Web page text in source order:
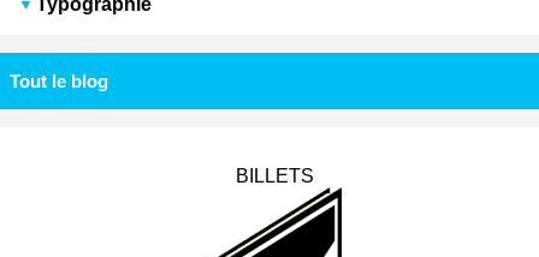
Typographie
Tout le blog
BILLETS